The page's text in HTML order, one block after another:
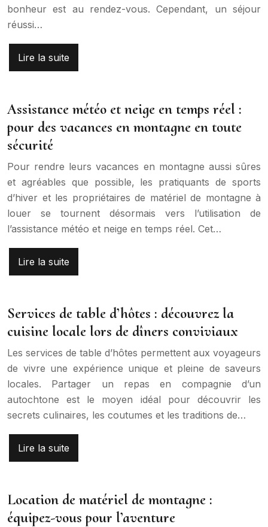
bonheur est au rendez-vous. Cependant, un séjour
réussi…
Lire la suite
Assistance météo et neige en temps réel :
pour des vacances en montagne en toute
sécurité
Pour rendre leurs vacances en montagne aussi sûres
et agréables que possible, les pratiquants de sports
d’hiver et les propriétaires de matériel de montagne à
louer se tournent désormais vers l’utilisation de
l’assistance météo et neige en temps réel. Cet…
Lire la suite
Services de table d’hôtes : découvrez la
cuisine locale lors de dîners conviviaux
Les services de table d’hôtes permettent aux voyageurs
de vivre une expérience unique et pleine de saveurs
locales. Partager un repas en compagnie d’un
autochtone est le moyen idéal pour découvrir les
secrets culinaires, les coutumes et les traditions de…
Lire la suite
Location de matériel de montagne :
équipez-vous pour l’aventure